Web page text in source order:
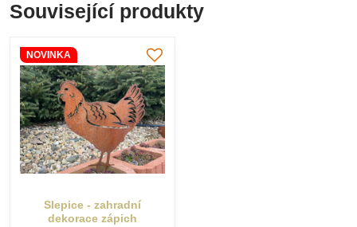
Související produkty
NOVINKA
Slepice - zahradní
dekorace zápich